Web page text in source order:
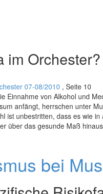
im Orchester?
07-08/2010 , Seite 10
Einnahme von Alkohol und
anfängt, herrschen unter
ist unbestritten, dass es wie
über das gesunde Maß
bei